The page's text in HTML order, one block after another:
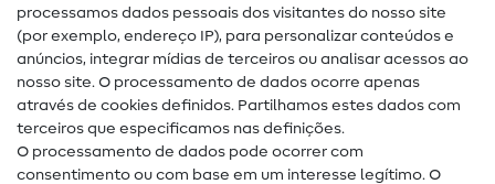
Guias de costura
Ajuda e contacto
Contacto
Mudança de proprietário
processamos dados pessoais dos visitantes do nosso site
(por exemplo, endereço IP), para personalizar conteúdos e
anúncios, integrar mídias de terceiros ou analisar acessos ao
nosso site. O processamento de dados ocorre apenas
através de cookies definidos. Partilhamos estes dados com
terceiros que especificamos nas definições.
O processamento de dados pode ocorrer com
consentimento ou com base em um interesse legítimo. O